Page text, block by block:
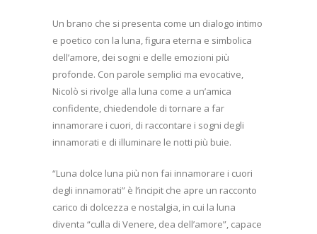
Un brano che si presenta come un dialogo intimo
e poetico con la luna, figura eterna e simbolica
dell’amore, dei sogni e delle emozioni più
profonde. Con parole semplici ma evocative,
Nicolò si rivolge alla luna come a un’amica
confidente, chiedendole di tornare a far
innamorare i cuori, di raccontare i sogni degli
innamorati e di illuminare le notti più buie.
“Luna dolce luna più non fai innamorare i cuori
degli innamorati” è l’incipit che apre un racconto
carico di dolcezza e nostalgia, in cui la luna
diventa “culla di Venere, dea dell’amore”, capace